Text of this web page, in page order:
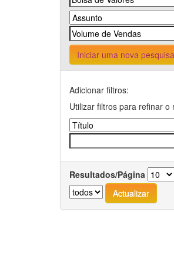
Iniciar uma nova pesquisa
Adicionar filtros:
Utilizar filtros para refinar o
Resultados/Página